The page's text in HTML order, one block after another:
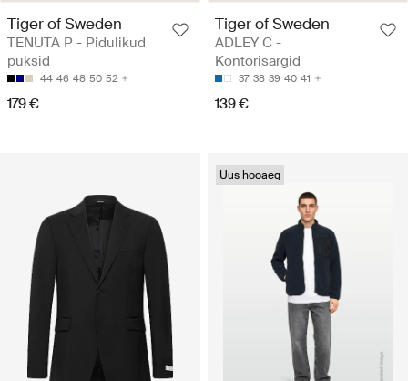
Tiger of Sweden
TENUTA P - Pidulikud
püksid
44 46 48 50 52
179 €
Tiger of Sweden
ADLEY C -
Kontorisärgid
37 38 39 40 41
139 €
Uus hooaeg